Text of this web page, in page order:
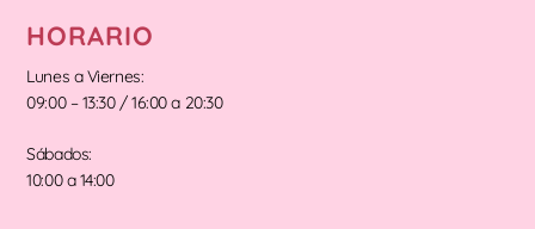
HORARIO
Lunes a Viernes:
09:00 – 13:30 / 16:00 a 20:30
Sábados:
10:00 a 14:00